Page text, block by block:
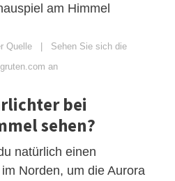
am Himmel
Quelle | Sehen Sie sich die
an
bei
sehen?
natürlich einen
Norden, um die Aurora